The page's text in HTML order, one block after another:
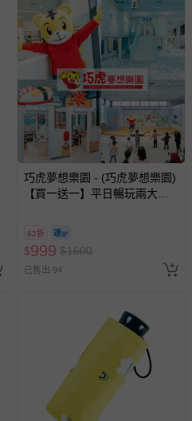
巧虎夢想樂園 - (巧虎夢想樂園)
【買一送一】平日暢玩兩大一
換，贈送券現場領取)-效期至
2026/10/16 正券逾期視同現金
券使用
62折
$999 $1600
已售出 94